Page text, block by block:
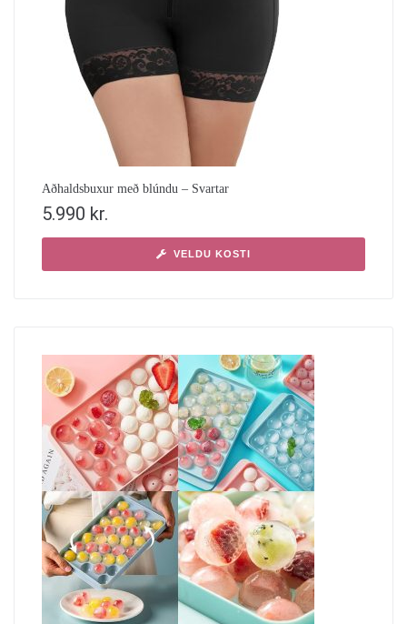
Aðhaldsbuxur með blúndu – Svartar
5.990 kr.
VELDU KOSTI